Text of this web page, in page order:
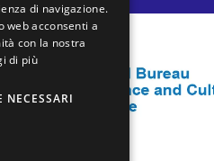
di navigazione.
web acconsenti a
con la nostra
di più
NECESSARI